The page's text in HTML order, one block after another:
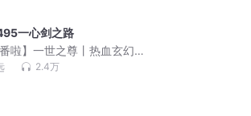
一心剑之路
番啦】一世之尊丨热血玄幻&
潜水的乌贼丨VIP免费有声
2.4万